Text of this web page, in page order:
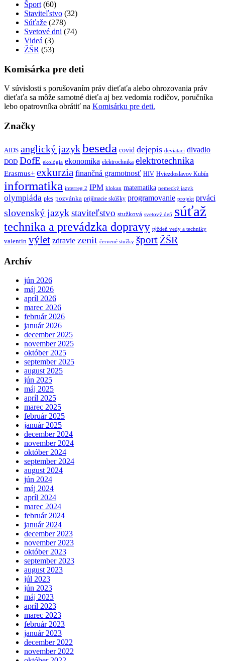
Šport (60)
Staviteľstvo (32)
Súťaže (278)
Svetové dni (74)
Videá (3)
ŽŠR (53)
Komisárka pre deti
V súvislosti s porušovaním práv dieťaťa alebo ohrozovania práv
dieťaťa sa môže samotné dieťa aj bez vedomia rodičov, poručníka
lebo opatrovníka obrátiť na Komisárku pre deti.
Značky
AIDS anglický jazykbeseda covid dejepis deviataci divadlo
DOD DofE ekológia ekonomika elektrochnika elektrotechnika
Erasmus+ exkurzia finančná gramotnosť HIV Hviezdoslavov Kubín
informatika interreg 2 IPM klokan matematika nemecký jazyk
olympiáda ples pozvánka prijímacie skúšky programovanie projekt prváci
slovenský jazykstaviteľstvo stužková svetový deň súťaž
technika a prevádzka dopravy týždeň vedy a techniky
valentin výlet zdravie zenit červené stužky šport ŽŠR
Archív
jún 2026
máj 2026
apríl 2026
marec 2026
február 2026
január 2026
december 2025
november 2025
október 2025
september 2025
august 2025
jún 2025
máj 2025
apríl 2025
marec 2025
február 2025
január 2025
december 2024
november 2024
október 2024
september 2024
august 2024
jún 2024
máj 2024
apríl 2024
marec 2024
február 2024
január 2024
december 2023
november 2023
október 2023
september 2023
august 2023
júl 2023
jún 2023
máj 2023
apríl 2023
marec 2023
február 2023
január 2023
december 2022
november 2022